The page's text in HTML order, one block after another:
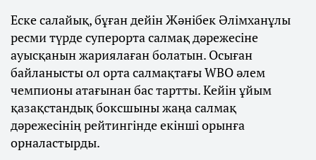
Еске салайық, бұған дейін Жәнібек Әлімханұлы
ресми түрде суперорта салмақ дәрежесіне
ауысқанын жариялаған болатын. Осыған
байланысты ол орта салмақтағы WBO әлем
чемпионы атағынан бас тартты. Кейін ұйым
қазақстандық боксшыны жаңа салмақ
дәрежесінің рейтингінде екінші орынға
орналастырды.